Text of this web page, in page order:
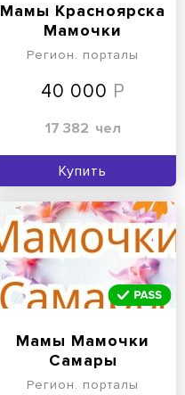
Мамы Красноярска
Мамочки
Красноярск
Регион. порталы
40 000
17 382 чел
Купить
Мамы Мамочки
Самары
Регион. порталы